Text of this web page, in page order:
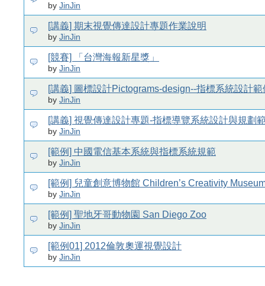
by JinJin
[講義] 期末視覺傳達設計專題作業說明
by JinJin
[競賽] 「台灣海報新星獎」
by JinJin
[講義] 圖標設計Pictograms-design--指標系統設計範
by JinJin
[講義] 視覺傳達設計專題-指標導覽系統設計與規劃
by JinJin
[範例] 中國電信基本系統與指標系統規範
by JinJin
[範例] 兒童創意博物館 Children’s Creativity
by JinJin
[範例] 聖地牙哥動物園 San Diego Zoo
by JinJin
[範例01] 2012倫敦奧運視覺設計
by JinJin